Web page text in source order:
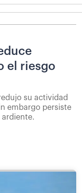
el riesgo
su actividad
embargo persiste
ardiente.